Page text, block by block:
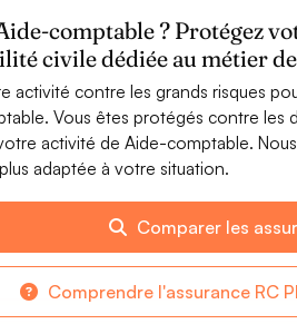
comptable ? Protégez
civile dédiée au métier
activité contre les grands risques
Vous êtes protégés contre les
activité de Aide-comptable.
adaptée à votre situation.
Comparer les
Comprendre l'assurance RC